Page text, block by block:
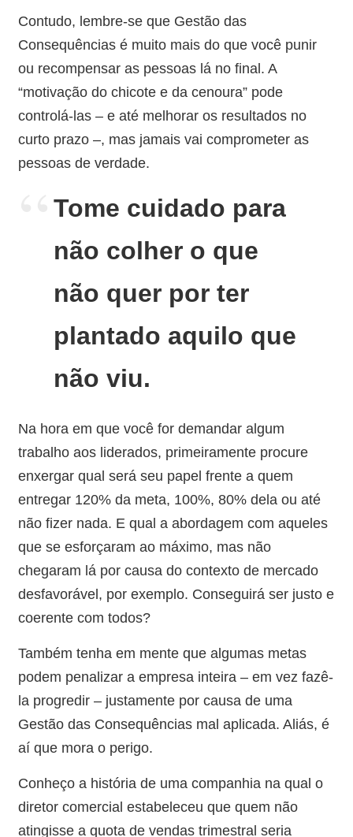
Contudo, lembre-se que Gestão das
Consequências é muito mais do que você punir
ou recompensar as pessoas lá no final. A
“motivação do chicote e da cenoura” pode
controlá-las – e até melhorar os resultados no
curto prazo –, mas jamais vai comprometer as
pessoas de verdade.
Tome cuidado para
não colher o que
não quer por ter
plantado aquilo que
não viu.
Na hora em que você for demandar algum
trabalho aos liderados, primeiramente procure
enxergar qual será seu papel frente a quem
entregar 120% da meta, 100%, 80% dela ou até
não fizer nada. E qual a abordagem com aqueles
que se esforçaram ao máximo, mas não
chegaram lá por causa do contexto de mercado
desfavorável, por exemplo. Conseguirá ser justo e
coerente com todos?
Também tenha em mente que algumas metas
podem penalizar a empresa inteira – em vez fazê-
la progredir – justamente por causa de uma
Gestão das Consequências mal aplicada. Aliás, é
aí que mora o perigo.
Conheço a história de uma companhia na qual o
diretor comercial estabeleceu que quem não
atingisse a quota de vendas trimestral seria